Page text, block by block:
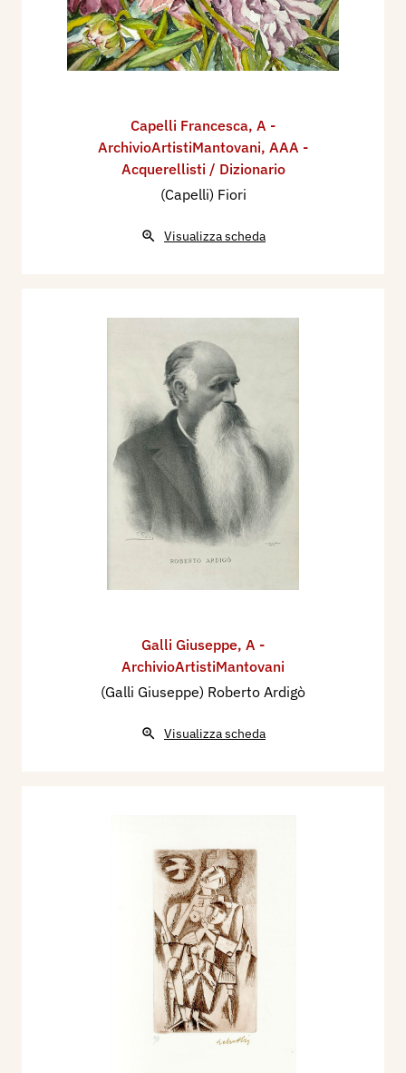
Capelli Francesca, A -
ArchivioArtistiMantovani, AAA -
Acquerellisti / Dizionario
(Capelli) Fiori
Visualizza scheda
Galli Giuseppe, A -
ArchivioArtistiMantovani
(Galli Giuseppe) Roberto Ardigò
Visualizza scheda